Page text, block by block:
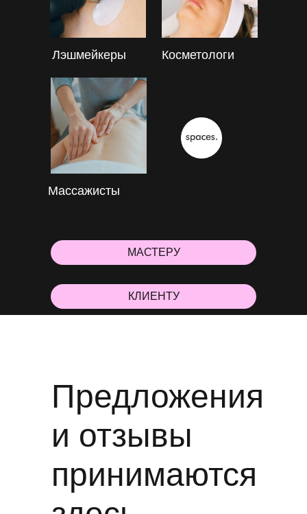
МАСТЕРУ
КЛИЕНТУ
Косметологи
Лэшмейкеры
Массажисты
Предложения
и отзывы
принимаются